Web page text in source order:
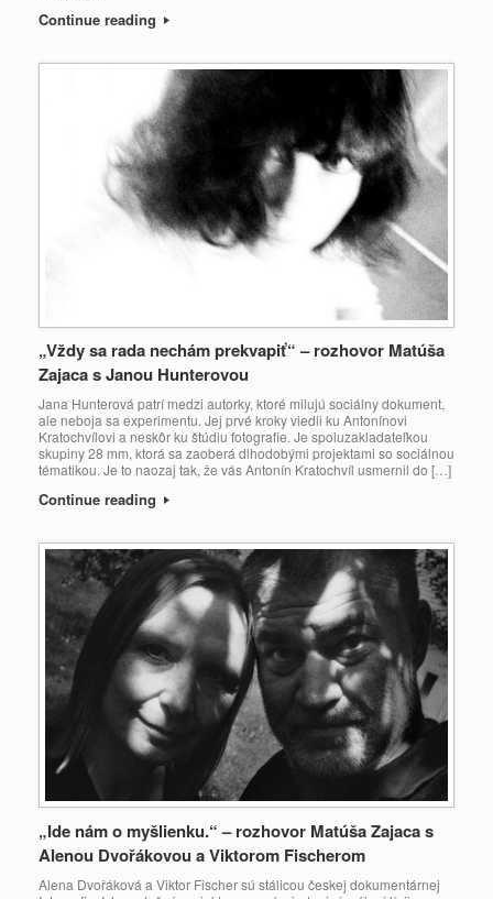
Continue reading
„Vždy sa rada nechám prekvapiť“ – rozhovor Matúša
Zajaca s Janou Hunterovou
Jana Hunterová patrí medzi autorky, ktoré milujú sociálny dokument,
ale neboja sa experimentu. Jej prvé kroky viedli ku Antonínovi
Kratochvílovi a neskôr ku štúdiu fotografie. Je spoluzakladateľkou
skupiny 28 mm, ktorá sa zaoberá dlhodobými projektami so sociálnou
tématikou. Je to naozaj tak, že vás Antonín Kratochvíl usmernil do […]
Continue reading
„Ide nám o myšlienku.“ – rozhovor Matúša Zajaca s
Alenou Dvořákovou a Viktorom Fischerom
Alena Dvořáková a Viktor Fischer sú stálicou českej dokumentárnej